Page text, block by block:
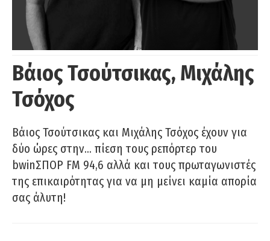
Βάιος Τσούτσικας, Μιχάλης
Τσόχος
Βάιος Τσούτσικας και Μιχάλης Τσόχος έχουν για
δύο ώρες στην… πίεση τους ρεπόρτερ του
bwinΣΠΟΡ FM 94,6 αλλά και τους πρωταγωνιστές
της επικαιρότητας για να μη μείνει καμία απορία
σας άλυτη!